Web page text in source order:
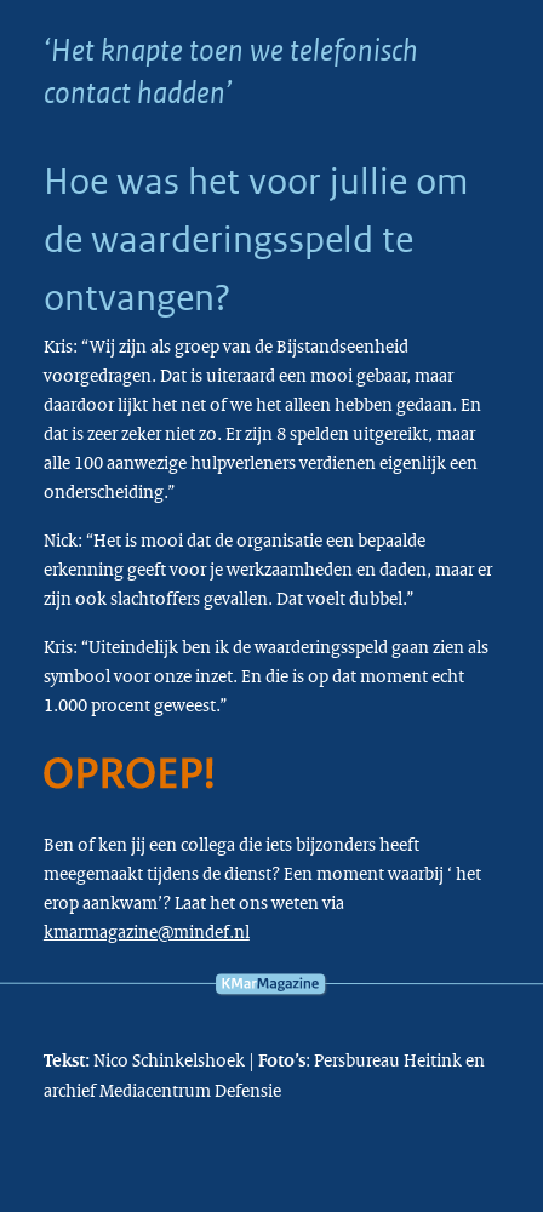
‘Het knapte toen we telefonisch
contact hadden’
Hoe was het voor jullie om
de waarderingsspeld te
ontvangen?
Kris: “Wij zijn als groep van de Bijstandseenheid
voorgedragen. Dat is uiteraard een mooi gebaar, maar
daardoor lijkt het net of we het alleen hebben gedaan. En
dat is zeer zeker niet zo. Er zijn 8 spelden uitgereikt, maar
alle 100 aanwezige hulpverleners verdienen eigenlijk een
onderscheiding.”
Nick: “Het is mooi dat de organisatie een bepaalde
erkenning geeft voor je werkzaamheden en daden, maar er
zijn ook slachtoffers gevallen. Dat voelt dubbel.”
Kris: “Uiteindelijk ben ik de waarderingsspeld gaan zien als
symbool voor onze inzet. En die is op dat moment echt
1.000 procent geweest.”
Ben of ken jij een collega die iets bijzonders heeft
meegemaakt tijdens de dienst? Een moment waarbij ‘ het
erop aankwam’? Laat het ons weten via
kmarmagazine@mindef.nl
Tekst:Nico Schinkelshoek | Foto’s: Persbureau Heitink en
archief Mediacentrum Defensie